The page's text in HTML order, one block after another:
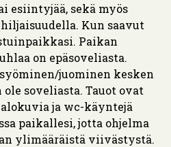
esiintyjää, sekä myös
Kun saavut
Paikan
on epäsoveliasta.
juominen kesken
soveliasta. Tauot ovat
ja wc-käyntejä
paikallesi, jotta ohjelma
ylimääräistä viivästystä.